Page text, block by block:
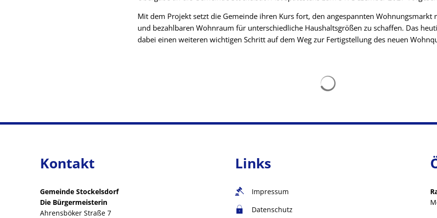
Mit dem Projekt setzt die Gemeinde ihren Kurs fort, den angespannten Wohnungsmarkt
und bezahlbaren Wohnraum für unterschiedliche Haushaltsgrößen zu schaffen. Das
dabei einen weiteren wichtigen Schritt auf dem Weg zur Fertigstellung des neuen
Kontakt
Gemeinde Stockelsdorf
Die Bürgermeisterin
Ahrensböker Straße 7
Links
Impressum
Datenschutz